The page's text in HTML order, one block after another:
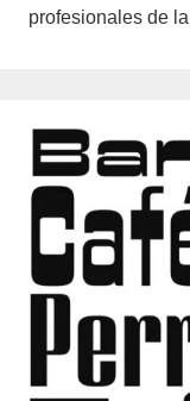
profesionales de